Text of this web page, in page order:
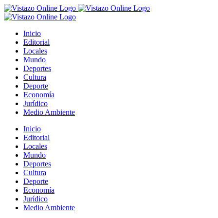
Saltar
al
Inicio
Editorial
Locales
Mundo
Deportes
Cultura
Deporte
Economía
Jurídico
Medio Ambiente
Inicio
Editorial
Locales
Mundo
Deportes
Cultura
Deporte
Economía
Jurídico
Medio Ambiente